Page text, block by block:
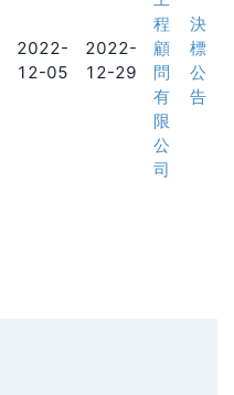
2022-
12-05
2022-
12-29
程
顧
問
有
限
公
司
決
標
公
告